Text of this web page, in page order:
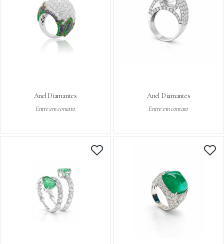
Anel Diamantes
Entre em contato
Anel Diamantes
Entre em contato